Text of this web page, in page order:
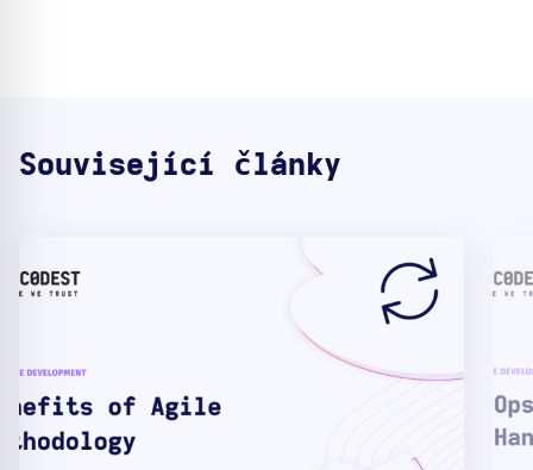
Související články